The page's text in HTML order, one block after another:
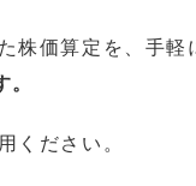
株価算定を、手軽
ください。